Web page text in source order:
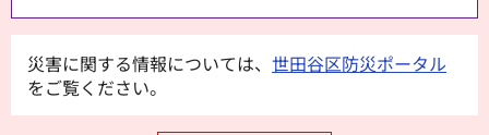
災害に関する情報については、 世田谷区防災ポータル
をご覧ください。